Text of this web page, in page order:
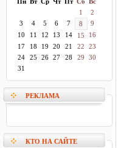
1
2
3
4 5 6 7 8
9
10
11 12 13 14 15
16
17
18 19 20 21 22
23
24
25 26 27 28 29
30
31
РЕКЛАМА
КТО НА САЙТЕ